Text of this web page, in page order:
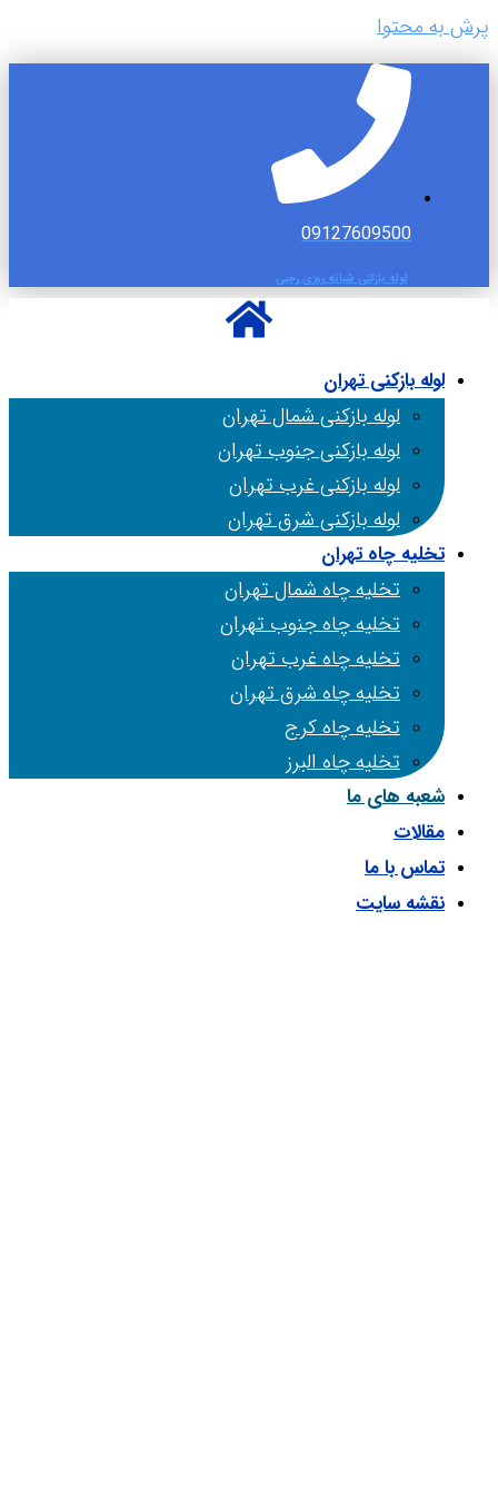
پرش به محتوا
09127609500
لوله بازکنی شبانه روزی رجبی
لوله بازکنی تهران
لوله بازکنی شمال تهران
لوله بازکنی جنوب تهران
لوله بازکنی غرب تهران
لوله بازکنی شرق تهران
تخلیه چاه تهران
تخلیه چاه شمال تهران
تخلیه چاه جنوب تهران
تخلیه چاه غرب تهران
تخلیه چاه شرق تهران
تخلیه چاه کرج
تخلیه چاه البرز
شعبه های ما
مقالات
تماس با ما
نقشه سایت